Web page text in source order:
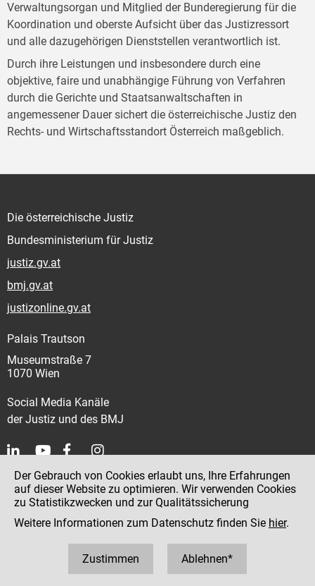
Verwaltungsorgan und Mitglied der Bunderegierung für die
Koordination und oberste Aufsicht über das Justizressort
und alle dazugehörigen Dienststellen verantwortlich ist.
Durch ihre Leistungen und insbesondere durch eine
objektive, faire und unabhängige Führung von Verfahren
durch die Gerichte und Staatsanwaltschaften in
angemessener Dauer sichert die österreichische Justiz den
Rechts- und Wirtschaftsstandort Österreich maßgeblich.
Die österreichische Justiz
Bundesministerium für Justiz
justiz.gv.at
bmj.gv.at
justizonline.gv.at
Palais Trautson
Museumstraße 7
1070 Wien
Social Media Kanäle
der Justiz und des BMJ
Kontakt
Impressum
Datenschutz
Hinweisgeber:innenplattform (für Mitarbeiter:innen)
Der Gebrauch von Cookies erlaubt uns, Ihre Erfahrungen
auf dieser Website zu optimieren. Wir verwenden Cookies
zu Statistikzwecken und zur Qualitätssicherung
Weitere Informationen zum Datenschutz finden Sie hier.
Zustimmen Ablehnen*